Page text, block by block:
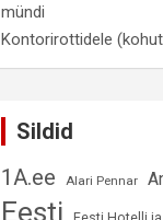
mündi
Kontorirottidele
Sildid
1A.ee
Alari Pennar
Eesti Eesti Hotelli